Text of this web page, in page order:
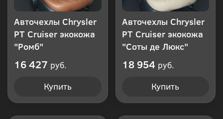
Авточехлы Chrysler
PT Cruiser экокожа
"Ромб"
16 427 руб.
Купить
Авточехлы Chrysler
PT Cruiser экокожа
"Соты де Люкс"
18 954 руб.
Купить